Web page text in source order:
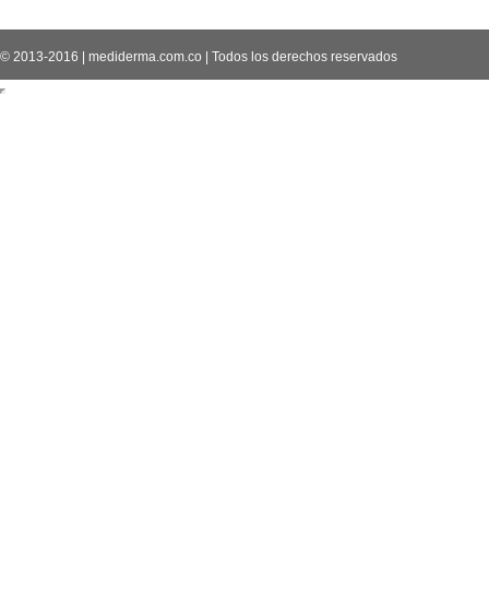
© 2013-2016 mediderma.com.co Todos los derechos reservados